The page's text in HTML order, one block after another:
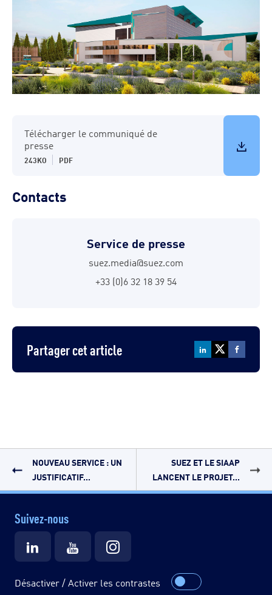
Télécharger le communiqué de
presse
243KO PDF
Contacts
Service de presse
suez.media@suez.com
+33 (0)6 32 18 39 54
Partager cet article
NOUVEAU SERVICE : UN
JUSTIFICATIF...
SUEZ ET LE SIAAP
LANCENT LE PROJET...
Suivez-nous
Désactiver / Activer les contrastes